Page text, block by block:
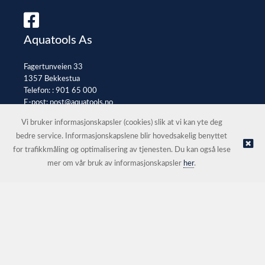
Aquatools As
Fagertunveien 33
1357 Bekkestua
Telefon: : 901 65 000
E-post:post@aquatools.no
© Aquatools As |Nettbutikk levert av Kréatif
Vi bruker informasjonskapsler (cookies) slik at vi kan yte deg
bedre service. Informasjonskapslene blir hovedsakelig benyttet
for trafikkmåling og optimalisering av tjenesten. Du kan også lese
mer om vår bruk av informasjonskapsler her.